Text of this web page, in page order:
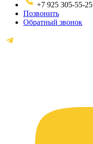
+7 925 305-55-25
Позвонить
Обратный звонок